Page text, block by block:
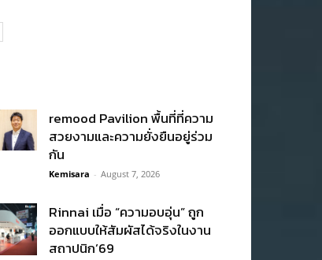
remood Pavilion พื้นที่ที่ความ
สวยงามและความยั่งยืนอยู่ร่วม
กัน
Kemisara - August 7, 2026
Rinnai เมื่อ “ความอบอุ่น” ถูก
ออกแบบให้สัมผัสได้จริงในงาน
สถาปนิก’69